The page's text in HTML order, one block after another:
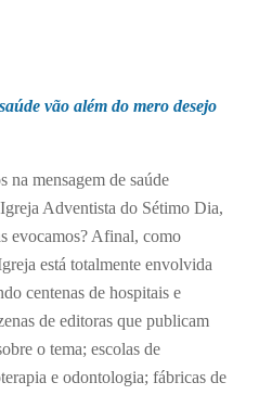
vão além do mero desejo
na mensagem de saúde
Adventista do Sétimo Dia,
evocamos? Afinal, como
está totalmente envolvida
centenas de hospitais e
de editoras que publicam
o tema; escolas de
e odontologia; fábricas de